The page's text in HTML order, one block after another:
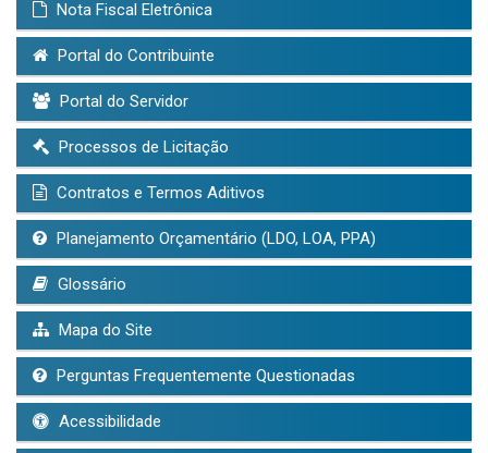
Nota Fiscal Eletrônica
Portal do Contribuinte
Portal do Servidor
Processos de Licitação
Contratos e Termos Aditivos
Planejamento Orçamentário (LDO, LOA, PPA)
Glossário
Mapa do Site
Perguntas Frequentemente Questionadas
Acessibilidade